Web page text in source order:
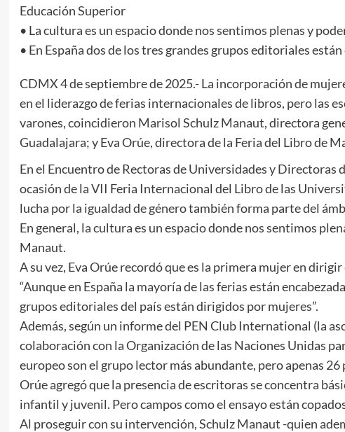
Educación Superior
• La cultura es un espacio donde nos sentimos plenas y
• En España dos de los tres grandes grupos editoriales
CDMX 4 de septiembre de 2025.- La incorporación de
en el liderazgo de ferias internacionales de libros, pero las
varones, coincidieron Marisol Schulz Manaut, directora
Guadalajara; y Eva Orúe, directora de la Feria del Libro de
En el Encuentro de Rectoras de Universidades y
ocasión de la VII Feria Internacional del Libro de las
lucha por la igualdad de género también forma parte del
En general, la cultura es un espacio donde nos sentimos
Manaut.
A su vez, Eva Orúe recordó que es la primera mujer en
“Aunque en España la mayoría de las ferias están
grupos editoriales del país están dirigidos por mujeres”.
Además, según un informe del PEN Club International (la
colaboración con la Organización de las Naciones Unidas
europeo son el grupo lector más abundante, pero apenas
Orúe agregó que la presencia de escritoras se concentra
infantil y juvenil. Pero campos como el ensayo están
Al proseguir con su intervención, Schulz Manaut -quien